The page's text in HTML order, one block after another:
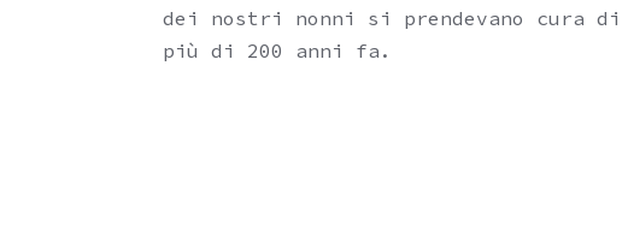
dei nostri nonni si prendevano cura
più di 200 anni fa.